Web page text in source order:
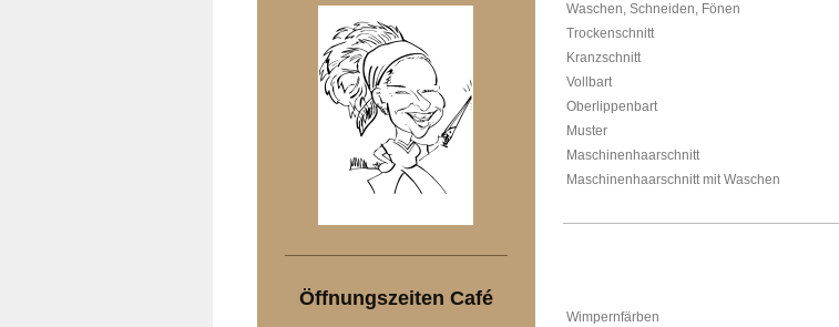
Waschen, Schneiden, Fönen
Trockenschnitt
Kranzschnitt
Vollbart
Oberlippenbart
Muster
Maschinenhaarschnitt
Maschinenhaarschnitt mit Waschen
Wimpernfärben
Öffnungszeiten Café